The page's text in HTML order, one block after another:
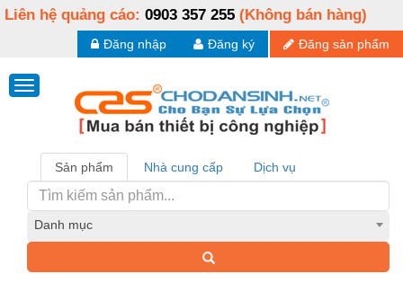
Liên hệ quảng cáo: 0903 357 255 (Không bán hàng)
Đăng sản phẩm
Đăng ký
Đăng nhập
Sản phẩm Nhà cung cấp Dịch vụ
Danh mục